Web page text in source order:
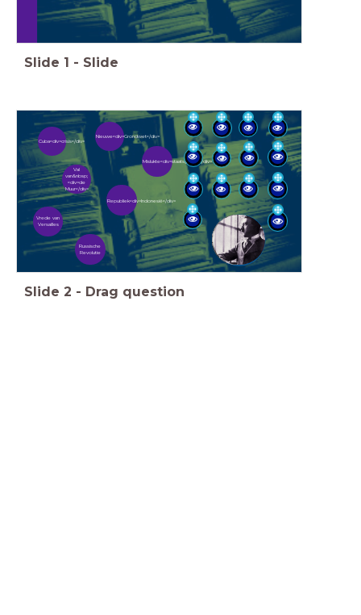
Slide 1 - Slide
Cuba<div>crisis</div>
Val
van&nbsp;
<div>de
Muur</div>
Nieuwe<div>Grondwet</div>
Vrede van
Versailles
Republiek<div>Indonesië</div>
Russische
Revolutie
Mislukte<div>staatsgreep</div>
Slide 2 - Drag question